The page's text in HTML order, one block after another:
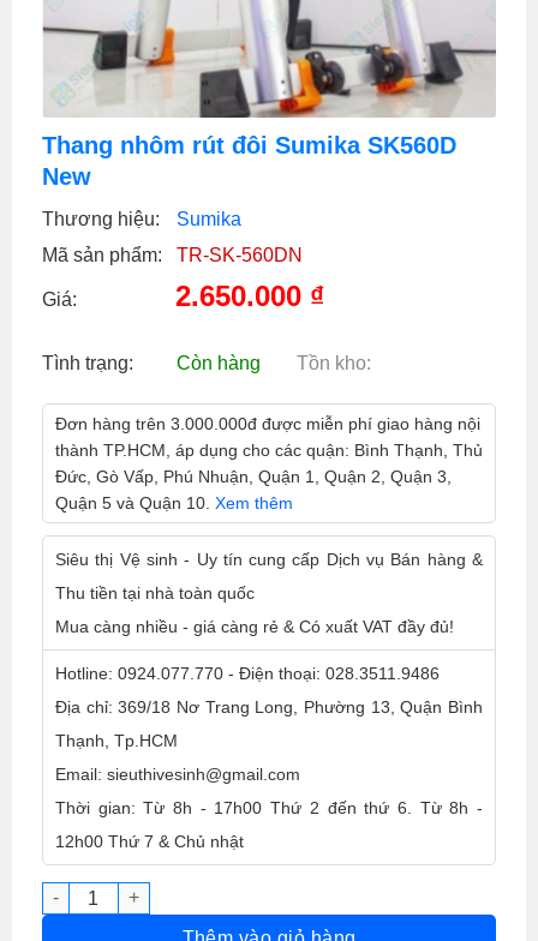
Thang nhôm rút đôi Sumika SK560D
New
Thương hiệu:
Sumika
Mã sản phẩm:
TR-SK-560DN
Giá: 2.650.000 ₫
Tình trạng: Còn hàng Tồn kho:
Đơn hàng trên 3.000.000đ được miễn phí giao hàng nội
thành TP.HCM, áp dụng cho các quận: Bình Thạnh, Thủ
Đức, Gò Vấp, Phú Nhuận, Quận 1, Quận 2, Quận 3,
Quận 5 và Quận 10. Xem thêm
Siêu thị Vệ sinh - Uy tín cung cấp Dịch vụ Bán hàng &
Thu tiền tại nhà toàn quốc
Mua càng nhiều - giá càng rẻ & Có xuất VAT đầy đủ!
Hotline: 0924.077.770 - Điện thoại: 028.3511.9486
Địa chỉ: 369/18 Nơ Trang Long, Phường 13, Quận Bình
Thạnh, Tp.HCM
Email: sieuthivesinh@gmail.com
Thời gian: Từ 8h - 17h00 Thứ 2 đến thứ 6. Từ 8h -
12h00 Thứ 7 & Chủ nhật
Thang nhôm rút đôi Sumika SK560D New số lượng